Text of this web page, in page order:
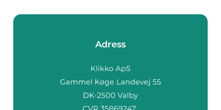
Adress